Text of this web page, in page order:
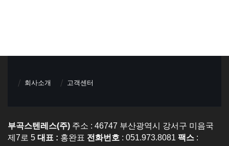
회사소개 고객센터
부곡스텐레스(주) 주소 : 46747 부산광역시 강서구 미음국
제7로 5 대표 : 홍완표 전화번호 : 051.973.8081 팩스 :